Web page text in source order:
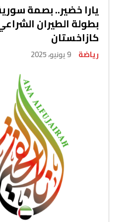
يارا خضير.. بصمة
بطولة الطيران
كازاخستان
رياضة 9 يونيو، 2025